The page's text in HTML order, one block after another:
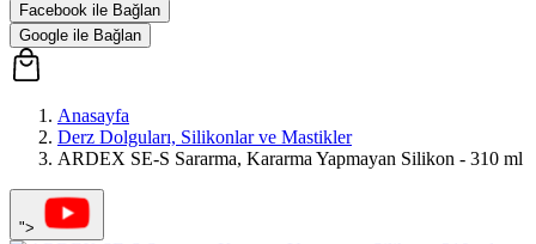
Facebook ile Bağlan
Google ile Bağlan
Anasayfa
Derz Dolguları, Silikonlar ve Mastikler
ARDEX SE-S Sararma, Kararma Yapmayan Silikon - 310 ml
">